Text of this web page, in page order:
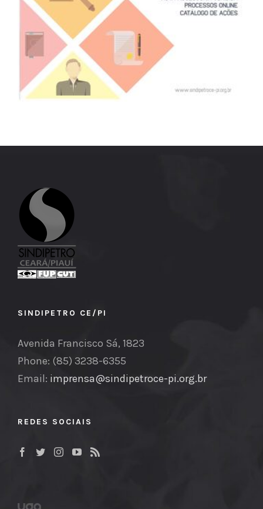
SINDIPETRO CE/PI
Avenida Francisco Sá, 1823
Phone: (85) 3238-6355
Email: imprensa@sindipetroce-pi.org.br
REDES SOCIAIS